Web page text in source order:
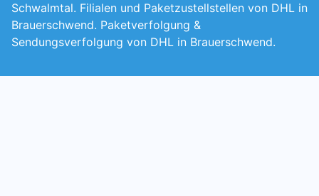
Schwalmtal. Filialen und Paketzustellstellen von DHL in
Brauerschwend. Paketverfolgung &
Sendungsverfolgung von DHL in Brauerschwend.